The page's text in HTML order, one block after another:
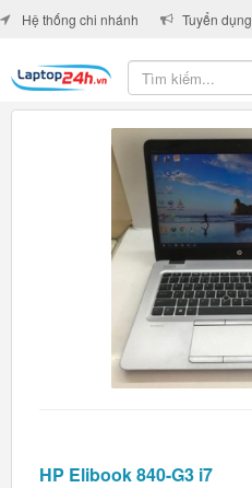
Hệ thống chi nhánh Tuyển dụng
HP Elibook 840-G3 i7